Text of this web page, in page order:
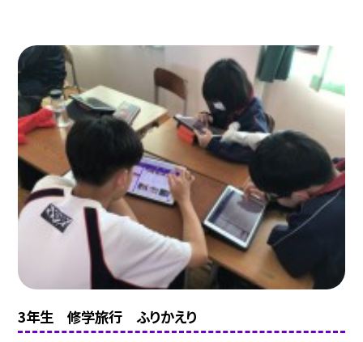
3年生 修学旅行 ふりかえり